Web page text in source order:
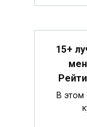
15+
В этом